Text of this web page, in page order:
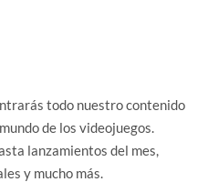
todo nuestro contenido
de los videojuegos.
lanzamientos del mes,
y mucho más.